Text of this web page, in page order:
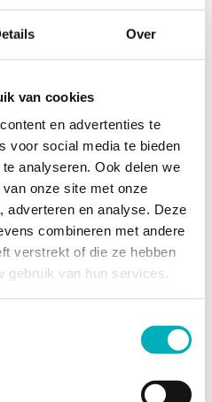
Over
van cookies
en advertenties te
voor social media te bieden
analyseren. Ook delen we
onze site met onze
adverteren en analyse. Deze
combineren met andere
verstrekt of die ze hebben
gebruik van hun services.
van a tot z! Zelfs
en niks is fijner dan
levering!
bevalbad gezeten. Helaas is
omdat ik er niet meer in